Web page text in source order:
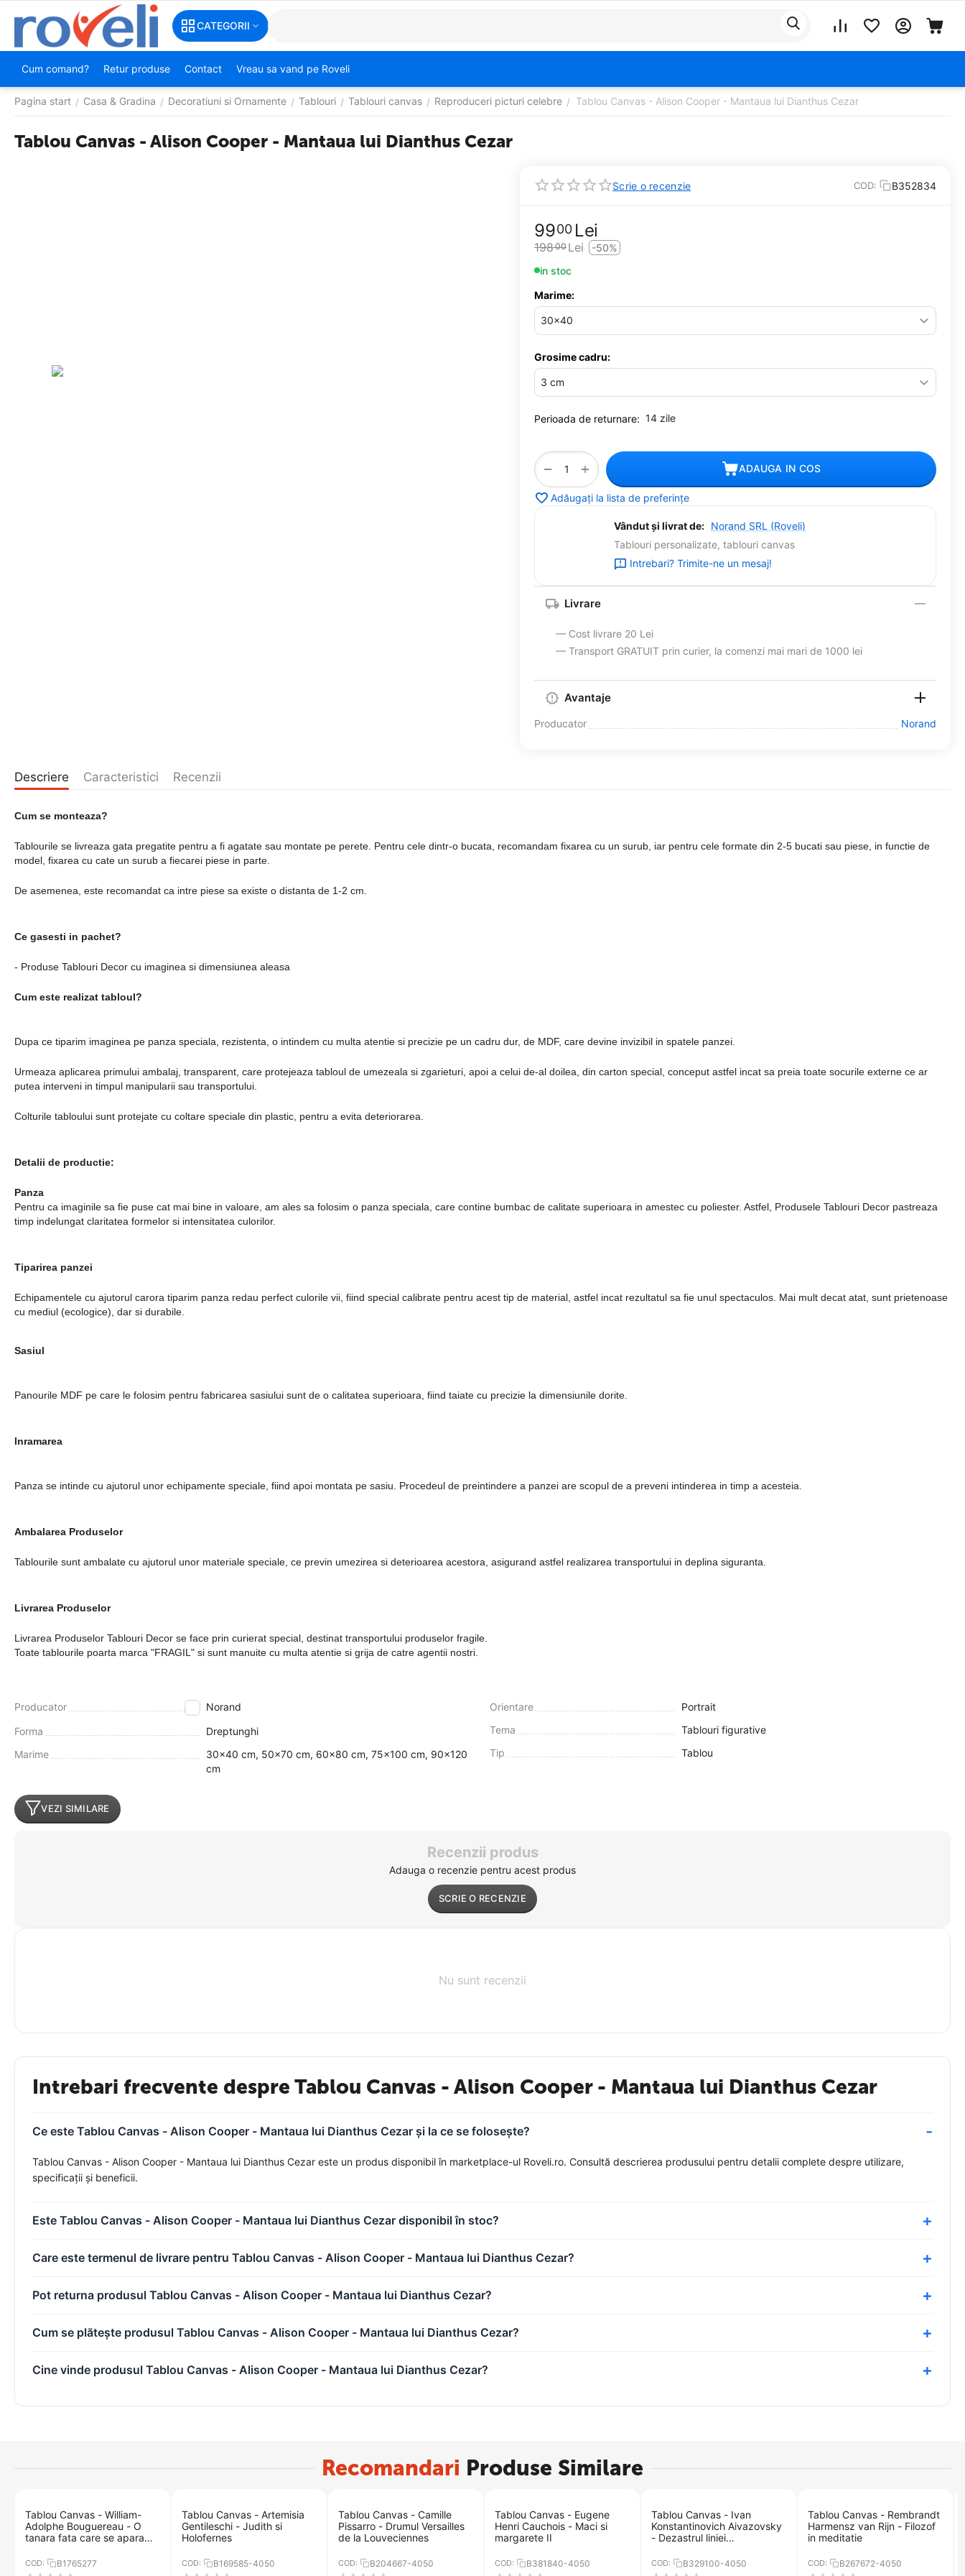
CATEGORII
Cum comand? Retur produse Contact Vreau sa vand pe Roveli
Pagina start / Casa & Gradina / Decoratiuni si Ornamente / Tablouri / Tablouri canvas / Reproduceri picturi celebre / Tablou Canvas - Alison Cooper - Mantaua lui Dianthus Cezar
Tablou Canvas - Alison Cooper - Mantaua lui Dianthus Cezar
Scrie o recenzie COD: B352834
9900 Lei
19800 Lei
-50%
in stoc
Marime:
Grosime cadru:
Perioada de returnare: 14 zile
+
− ADAUGA IN COS
Adăugați la lista de preferințe
Vândut și livrat de: Norand SRL (Roveli)
Tablouri personalizate, tablouri canvas
Intrebari? Trimite-ne un mesaj!
Livrare
— Cost livrare 20 Lei
— Transport GRATUIT prin curier, la comenzi mai mari de 1000 lei
Avantaje
Producator Norand
Descriere Caracteristici Recenzii
Cum se monteaza?
Tablourile se livreaza gata pregatite pentru a fi agatate sau montate pe perete. Pentru cele dintr-o bucata, recomandam fixarea cu un surub, iar pentru cele formate din 2-5 bucati sau piese, in functie de
model, fixarea cu cate un surub a fiecarei piese in parte.
De asemenea, este recomandat ca intre piese sa existe o distanta de 1-2 cm.
Ce gasesti in pachet?
- Produse Tablouri Decor cu imaginea si dimensiunea aleasa
Cum este realizat tabloul?
Dupa ce tiparim imaginea pe panza speciala, rezistenta, o intindem cu multa atentie si precizie pe un cadru dur, de MDF, care devine invizibil in spatele panzei.
Urmeaza aplicarea primului ambalaj, transparent, care protejeaza tabloul de umezeala si zgarieturi, apoi a celui de-al doilea, din carton special, conceput astfel incat sa preia toate socurile externe ce ar
putea interveni in timpul manipularii sau transportului.
Colturile tabloului sunt protejate cu coltare speciale din plastic, pentru a evita deteriorarea.
Detalii de productie:
Panza
Pentru ca imaginile sa fie puse cat mai bine in valoare, am ales sa folosim o panza speciala, care contine bumbac de calitate superioara in amestec cu poliester. Astfel, Produsele Tablouri Decor pastreaza
timp indelungat claritatea formelor si intensitatea culorilor.
Tiparirea panzei
Echipamentele cu ajutorul carora tiparim panza redau perfect culorile vii, fiind special calibrate pentru acest tip de material, astfel incat rezultatul sa fie unul spectaculos. Mai mult decat atat, sunt prietenoase
cu mediul (ecologice), dar si durabile.
Sasiul
Panourile MDF pe care le folosim pentru fabricarea sasiului sunt de o calitatea superioara, fiind taiate cu precizie la dimensiunile dorite.
Inramarea
Panza se intinde cu ajutorul unor echipamente speciale, fiind apoi montata pe sasiu. Procedeul de preintindere a panzei are scopul de a preveni intinderea in timp a acesteia.
Ambalarea Produselor
Tablourile sunt ambalate cu ajutorul unor materiale speciale, ce previn umezirea si deterioarea acestora, asigurand astfel realizarea transportului in deplina siguranta.
Livrarea Produselor
Livrarea Produselor Tablouri Decor se face prin curierat special, destinat transportului produselor fragile.
Toate tablourile poarta marca "FRAGIL" si sunt manuite cu multa atentie si grija de catre agentii nostri.
Producator
Norand
Forma
Dreptunghi
Marime
30x40 cm, 50x70 cm, 60x80 cm, 75x100 cm, 90x120
cm
Orientare
Portrait
Tema
Tablouri figurative
Tip
Tablou
VEZI SIMILARE
Recenzii produs
Adauga o recenzie pentru acest produs
SCRIE O RECENZIE
Nu sunt recenzii
Intrebari frecvente despre Tablou Canvas - Alison Cooper - Mantaua lui Dianthus Cezar
Ce este Tablou Canvas - Alison Cooper - Mantaua lui Dianthus Cezar și la ce se folosește?
Tablou Canvas - Alison Cooper - Mantaua lui Dianthus Cezar este un produs disponibil în marketplace-ul Roveli.ro. Consultă descrierea produsului pentru detalii complete despre utilizare,
specificații și beneficii.
Este Tablou Canvas - Alison Cooper - Mantaua lui Dianthus Cezar disponibil în stoc?
Care este termenul de livrare pentru Tablou Canvas - Alison Cooper - Mantaua lui Dianthus Cezar?
Pot returna produsul Tablou Canvas - Alison Cooper - Mantaua lui Dianthus Cezar?
Cum se plătește produsul Tablou Canvas - Alison Cooper - Mantaua lui Dianthus Cezar?
Cine vinde produsul Tablou Canvas - Alison Cooper - Mantaua lui Dianthus Cezar?
Recomandari Produse Similare
Tablou Canvas - William-
Adolphe Bouguereau - O
tanara fata care se apara
COD: B1765277
Tablou Canvas - Artemisia
Gentileschi - Judith si
Holofernes
COD: B169585-4050
Tablou Canvas - Camille
Pissarro - Drumul Versailles
de la Louveciennes
COD: B204667-4050
Tablou Canvas - Eugene
Henri Cauchois - Maci si
margarete II
COD: B381840-4050
Tablou Canvas - Ivan
Konstantinovich Aivazovsky
- Dezastrul liniei
Skagerrake langa Norvegia,
in 30 august
COD: B329100-4050
Tablou Canvas - Rembrandt
Harmensz van Rijn - Filozof
in meditatie
COD: B267672-4050